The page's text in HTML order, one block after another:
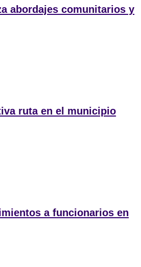
abordajes comunitarios y
ruta en el municipio
a funcionarios en